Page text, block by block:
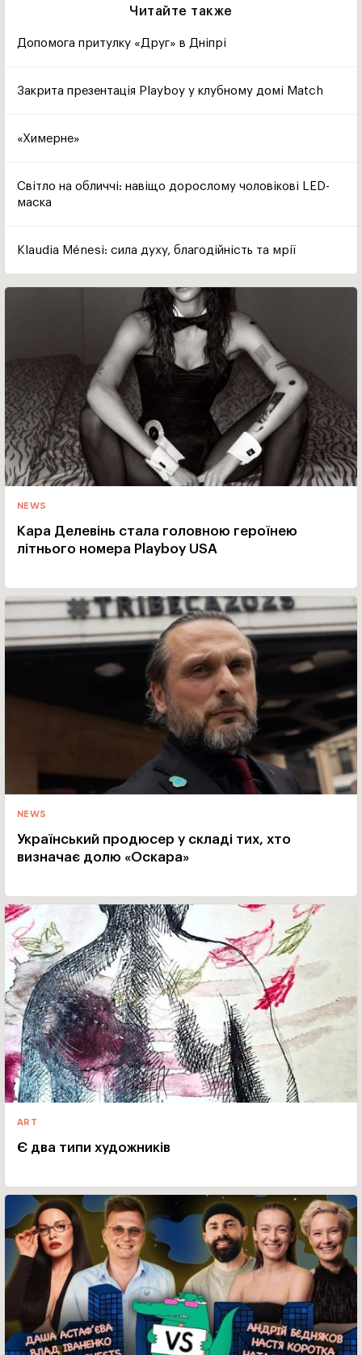
Читайте также
Допомога притулку «Друг» в Дніпрі
Закрита презентація Playboy у клубному домі Match
«Химерне»
Світло на обличчі: навіщо дорослому чоловікові LED-
маска
Klaudia Ménesi: сила духу, благодійність та мрії
NEWS
Кара Делевінь стала головною героїнею
літнього номера Playboy USA
NEWS
Український продюсер у складі тих, хто
визначає долю «Оскара»
ART
Є два типи художників